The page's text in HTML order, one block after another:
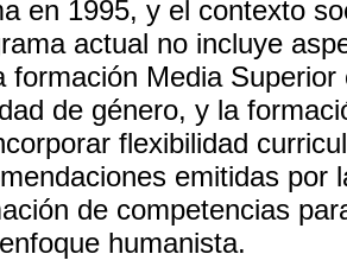
en 1995, y el contexto
actual no incluye
formación Media
de género, y la
flexibilidad
emitidas por
de competencias
humanista.